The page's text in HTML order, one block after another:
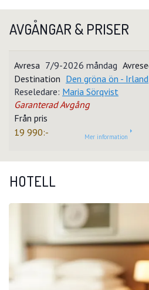
AVGÅNGAR & PRISER
7/9-2026 måndag
Den gröna ön - Irland
Reseledare: Maria Sörqvist
Garanterad Avgång
19 990:- Mer information
HOTELL